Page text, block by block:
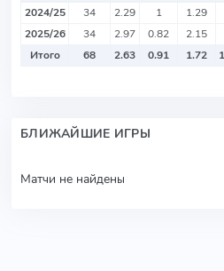
2024/25
34 2.29 1 1.29
2025/26
34 2.97 0.82 2.15
Итого
68 2.63 0.91 1.72
БЛИЖАЙШИЕ ИГРЫ
Матчи не найдены